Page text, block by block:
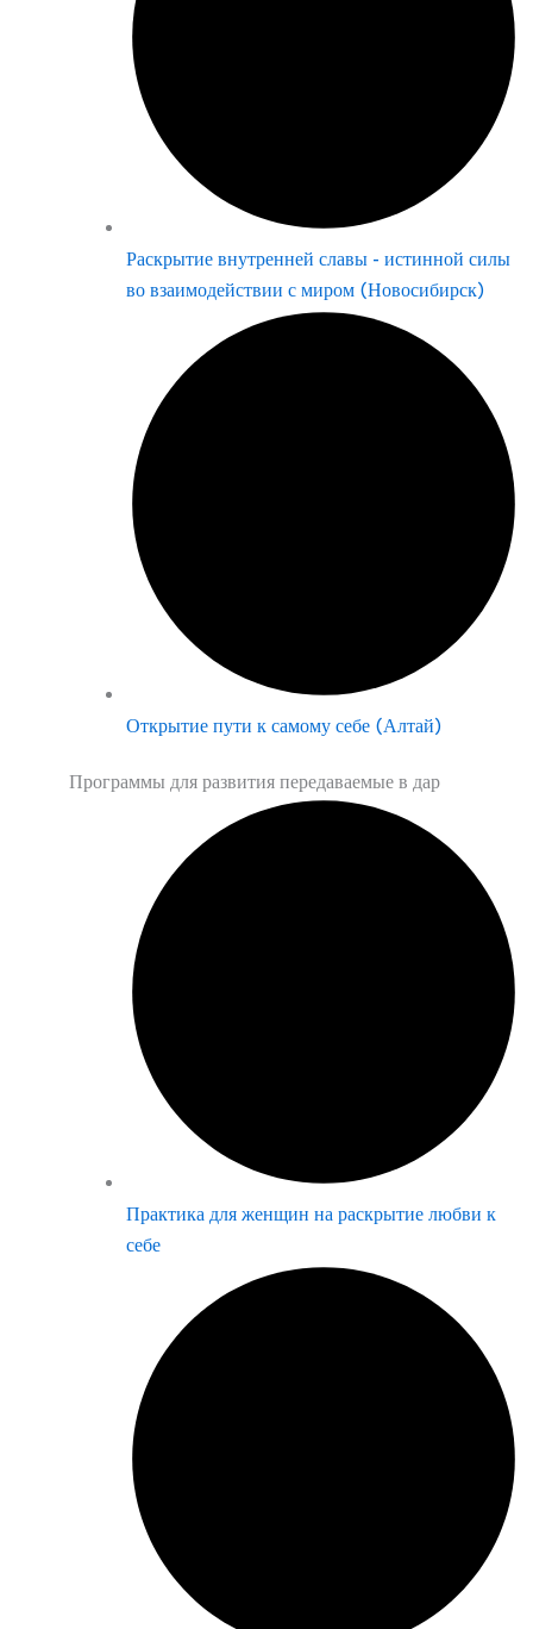
Раскрытие внутренней славы - истинной силы
во взаимодействии с миром (Новосибирск)
Открытие пути к самому себе (Алтай)
Программы для развития передаваемые в дар
Практика для женщин на раскрытие любви к
себе